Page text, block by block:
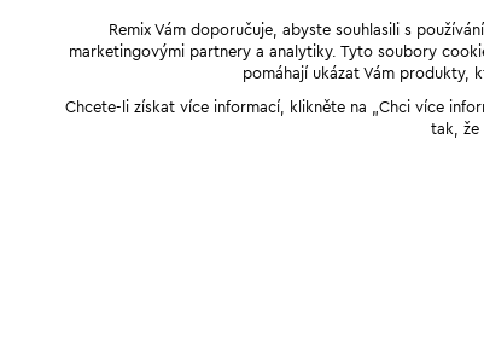
Remix Vám doporučuje, abyste souhlasili s
marketingovými partnery a analytiky. Tyto soubory
pomáhají ukázat Vám produkty,
Chcete-li získat více informací, klikněte na „Chci více
tak, že